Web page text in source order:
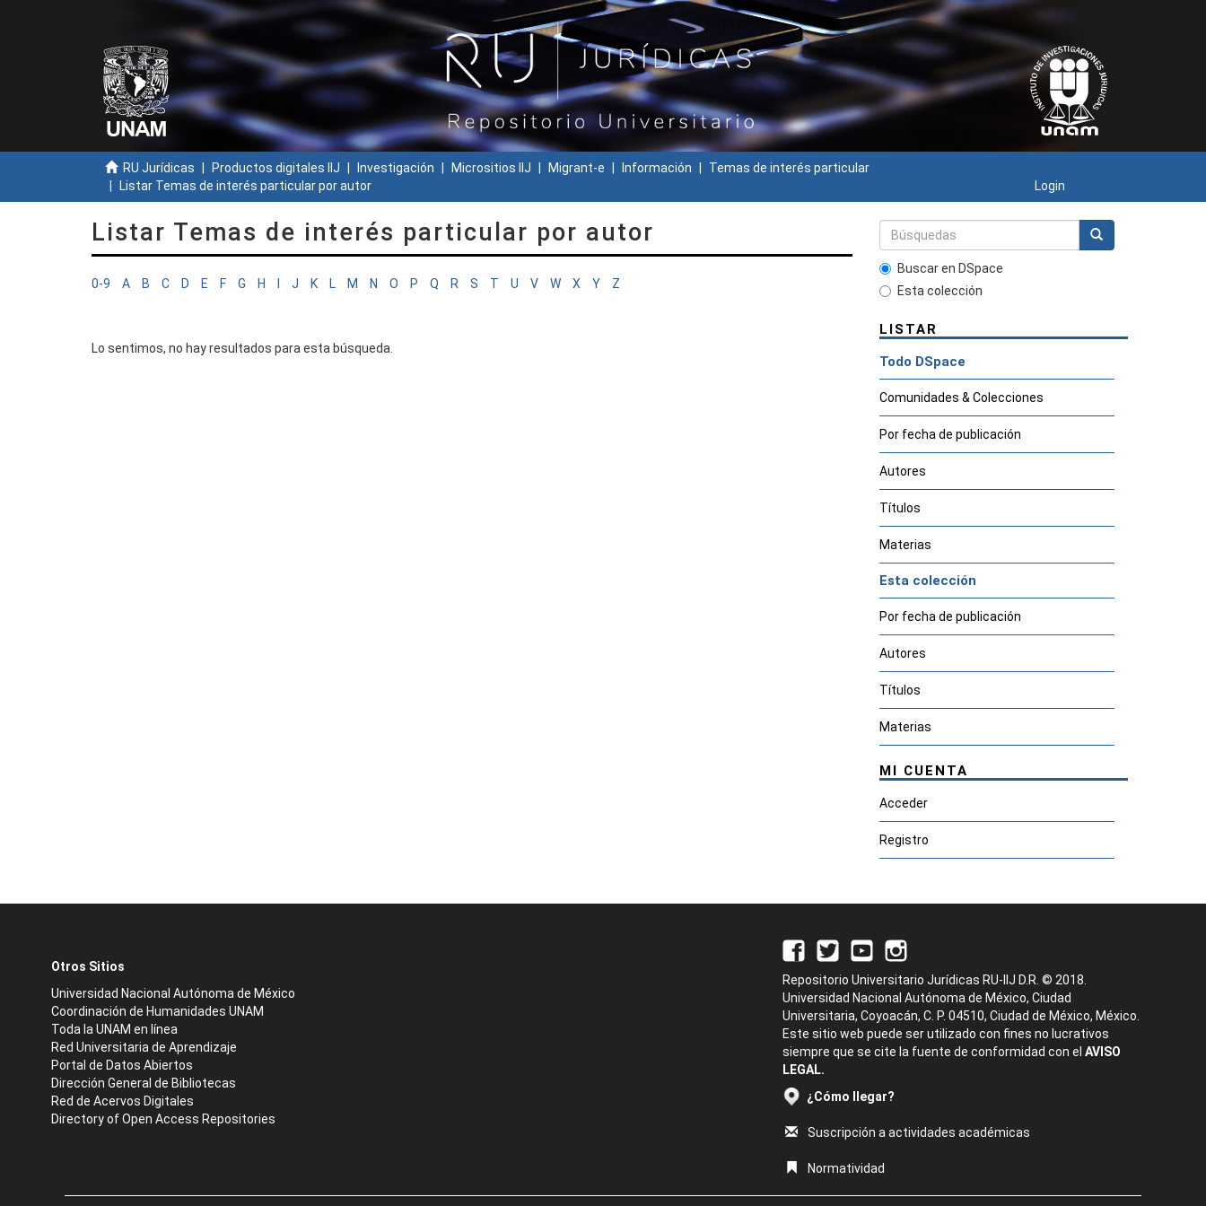
RU Jurídicas Productos digitales IIJ Investigación Micrositios IIJ Migrant-e Información
Temas de interés particular
Listar Temas de interés particular por autor
Login
Listar Temas de interés particular por autor
0-9 A B C D E F G H J K L M N O P Q R S T U V W X Y Z
Lo sentimos, no hay resultados para esta búsqueda.
Buscar en DSpace
Esta colección
LISTAR
Todo DSpace
Comunidades & Colecciones
Por fecha de publicación
Autores
Títulos
Materias
Esta colección
Por fecha de publicación
Autores
Títulos
Materias
MI CUENTA
Acceder
Registro
Otros Sitios
Universidad Nacional Autónoma de México
Coordinación de Humanidades UNAM
Toda la UNAM en línea
Red Universitaria de Aprendizaje
Portal de Datos Abiertos
Dirección General de Bibliotecas
Red de Acervos Digitales
Directory of Open Access Repositories
Repositorio Universitario Jurídicas RU-IIJ D.R. © 2018.
Universidad Nacional Autónoma de México, Ciudad
Universitaria, Coyoacán, C. P. 04510, Ciudad de México, México.
Este sitio web puede ser utilizado con fines no lucrativos
siempre que se cite la fuente de conformidad con el AVISO
LEGAL.
¿Cómo llegar?
Suscripción a actividades académicas
Normatividad